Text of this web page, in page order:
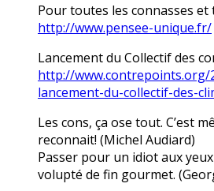
Pour toutes les connasses et
http://www.pensee-unique.fr/
Lancement du Collectif des
http://www.contrepoints.org/
lancement-du-collectif-des-
Les cons, ça ose tout. C’est
reconnait! (Michel Audiard)
Passer pour un idiot aux
volupté de fin gourmet.